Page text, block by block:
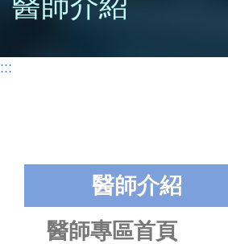
:::
醫師介紹
醫師專區首頁